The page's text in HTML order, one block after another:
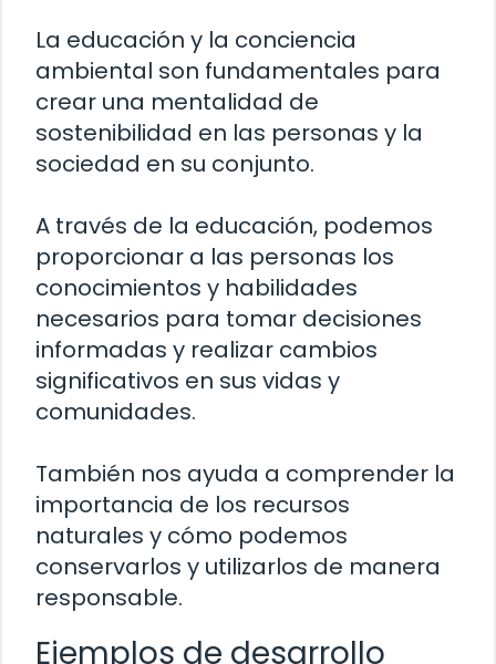
La educación y la conciencia
ambiental son fundamentales para
crear una mentalidad de
sostenibilidad en las personas y la
sociedad en su conjunto.
A través de la educación, podemos
proporcionar a las personas los
conocimientos y habilidades
necesarios para tomar decisiones
informadas y realizar cambios
significativos en sus vidas y
comunidades.
También nos ayuda a comprender la
importancia de los recursos
naturales y cómo podemos
conservarlos y utilizarlos de manera
responsable.
Ejemplos de desarrollo